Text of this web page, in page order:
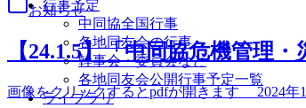
行事予定
中同協全国行事
各地同友会の行事
幹事会・委員会など
各地同友会公開行事予定一覧
ライブラリ
お知らせ
【24.1.5】「中同協危機管理
画像をクリックするとpdfが開きます 2024年